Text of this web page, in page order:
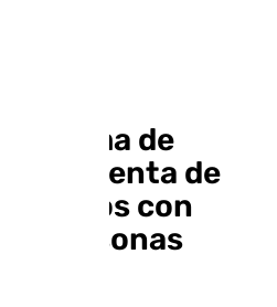
trama de
de
con
personas